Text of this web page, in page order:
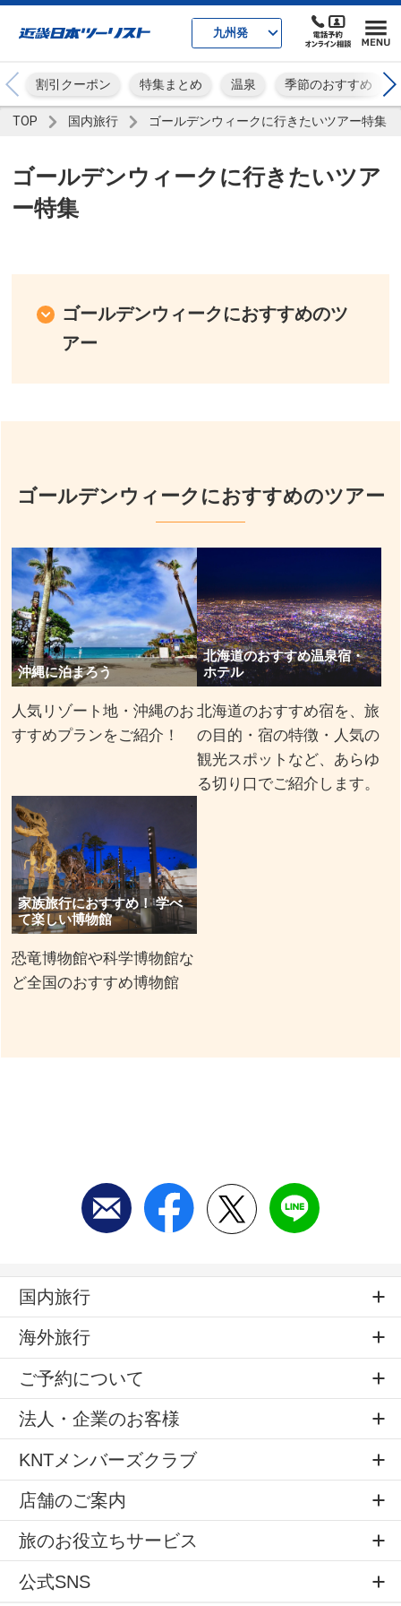
九州発
割引クーポン 特集まとめ 温泉 季節のおすすめ
TOP 国内旅行 ゴールデンウィークに行きたいツアー特集
ゴールデンウィークに行きたいツア
ー特集
ゴールデンウィークにおすすめのツ
アー
ゴールデンウィークにおすすめのツアー
沖縄に泊まろう
人気リゾート地・沖縄のお
すすめプランをご紹介！
北海道のおすすめ温泉宿・
ホテル
北海道のおすすめ宿を、旅
の目的・宿の特徴・人気の
観光スポットなど、あらゆ
る切り口でご紹介します。
家族旅行におすすめ！ 学べ
て楽しい博物館
恐竜博物館や科学博物館な
ど全国のおすすめ博物館
国内旅行
海外旅行
ご予約について
法人・企業のお客様
KNTメンバーズクラブ
店舗のご案内
旅のお役立ちサービス
公式SNS